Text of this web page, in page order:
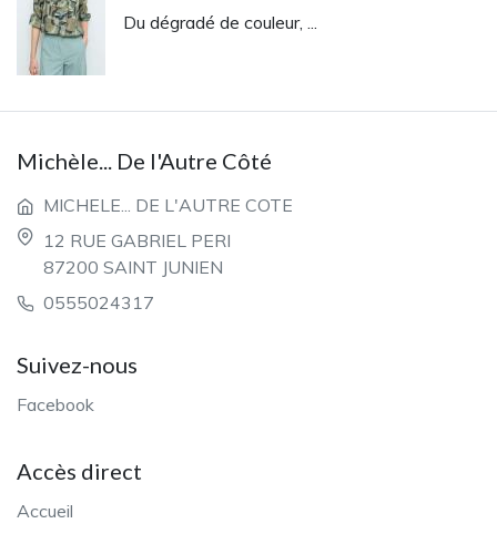
Du dégradé de couleur, ...
Michèle... De l'Autre Côté
MICHELE... DE L'AUTRE COTE
12 RUE GABRIEL PERI
87200 SAINT JUNIEN
0555024317
Suivez-nous
Facebook
Accès direct
Accueil